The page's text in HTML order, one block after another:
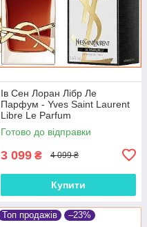
Ів Сен Лоран Лібр Ле
Парфум - Yves Saint Laurent
Libre Le Parfum
парфумована вода 90 ml.
Готово до відправки
3 099 ₴ 4 099 ₴
Купити
Топ продажів –23%